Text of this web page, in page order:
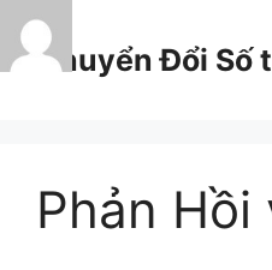
Chuyển
đến
nội
Chuyển Đổi Số
Phản Hồi